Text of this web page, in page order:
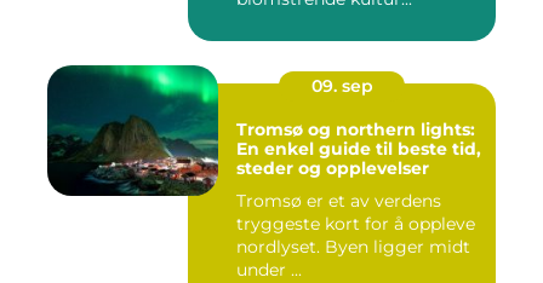
09. sep
Tromsø og northern lights:
En enkel guide til beste tid,
steder og opplevelser
Tromsø er et av verdens
tryggeste kort for å oppleve
nordlyset. Byen ligger midt
under ...